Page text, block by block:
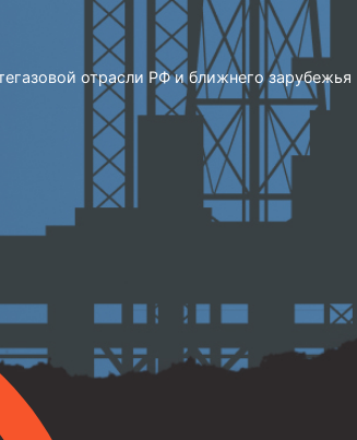
отрасли РФ и ближнего зарубежья